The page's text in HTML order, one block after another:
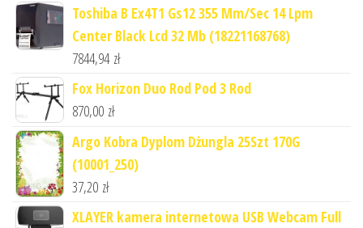
Toshiba B Ex4T1 Gs12 355 Mm/Sec 14 Lpm
Center Black Lcd 32 Mb (18221168768)
7844,94 zł
Fox Horizon Duo Rod Pod 3 Rod
870,00 zł
Argo Kobra Dyplom Dżungla 25Szt 170G
(10001_250)
37,20 zł
XLAYER kamera internetowa USB Webcam Full